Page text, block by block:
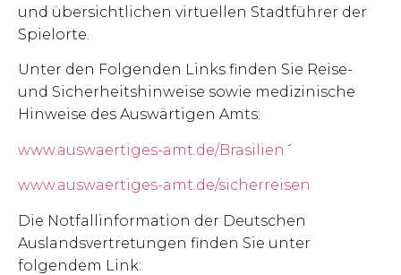
und übersichtlichen virtuellen Stadtführer der
Spielorte.
Unter den Folgenden Links finden Sie Reise-
und Sicherheitshinweise sowie medizinische
Hinweise des Auswärtigen Amts:
www.auswaertiges-amt.de/Brasilien ´
www.auswaertiges-amt.de/sicherreisen
Die Notfallinformation der Deutschen
Auslandsvertretungen finden Sie unter
folgendem Link: